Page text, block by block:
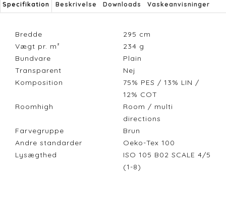
Specifikation Beskrivelse Downloads Vaskeanvisninger
Bredde 295 cm
Vægt pr. m²
234 g
Bundvare
Plain
Transparent
Nej
Komposition
75% PES / 13% LIN /
12% COT
Roomhigh
Room / multi
directions
Farvegruppe
Brun
Andre standarder
Oeko-Tex 100
Lysægthed
ISO 105 B02 SCALE 4/5
(1-8)